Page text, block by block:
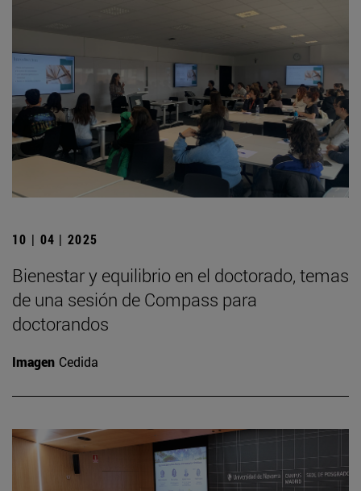
10 | 04 | 2025
Bienestar y equilibrio en el doctorado, temas
de una sesión de Compass para
doctorandos
Imagen Cedida